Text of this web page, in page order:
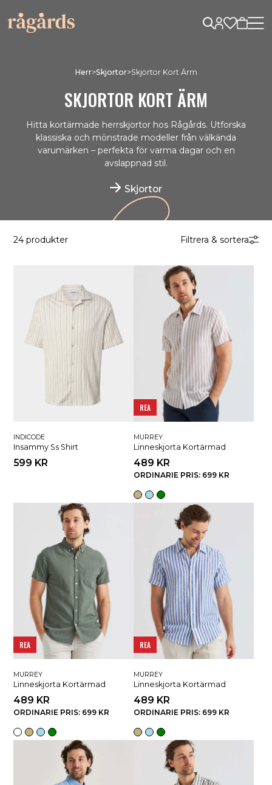
Herr>Skjortor>Skjortor Kort Ärm
SKJORTOR KORT ÄRM
Hitta kortärmade herrskjortor hos Rågårds. Utforska
klassiska och mönstrade modeller från välkända
varumärken – perfekta för varma dagar och en
avslappnad stil.
Skjortor
24 produkter Filtrera & sortera
INDICODE
Insammy Ss Shirt
599 KR
REA
MURREY
Linneskjorta Kortärmad
489 KR
ORDINARIE PRIS: 699 KR
REA
MURREY
Linneskjorta Kortärmad
489 KR
ORDINARIE PRIS: 699 KR
REA
MURREY
Linneskjorta Kortärmad
489 KR
ORDINARIE PRIS: 699 KR